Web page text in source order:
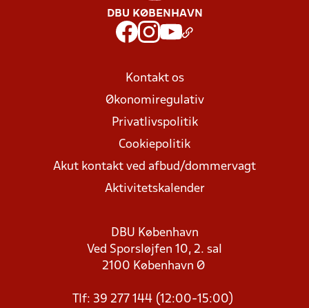
DBU KØBENHAVN
Kontakt os
Økonomiregulativ
Privatlivspolitik
Cookiepolitik
Akut kontakt ved afbud/dommervagt
Aktivitetskalender
DBU København
Ved Sporsløjfen 10, 2. sal
2100 København Ø
Tlf: 39 277 144 (12:00-15:00)